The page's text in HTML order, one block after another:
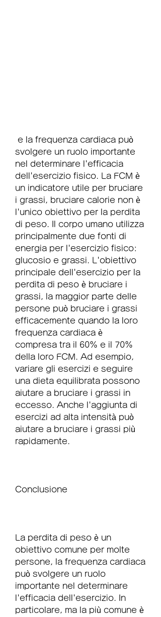
svolgere un ruolo importante
nel determinare l'efficacia
dell'esercizio fisico. La FCM è
un indicatore utile per bruciare
i grassi, bruciare calorie non è
l'unico obiettivo per la perdita
di peso. Il corpo umano utilizza
principalmente due fonti di
energia per l'esercizio fisico:
glucosio e grassi. L'obiettivo
principale dell'esercizio per la
perdita di peso è bruciare i
grassi, la maggior parte delle
persone può bruciare i grassi
efficacemente quando la loro
frequenza cardiaca è
compresa tra il 60% e il 70%
della loro FCM. Ad esempio,
variare gli esercizi e seguire
una dieta equilibrata possono
aiutare a bruciare i grassi in
eccesso. Anche l'aggiunta di
esercizi ad alta intensità può
aiutare a bruciare i grassi più
rapidamente.
Conclusione
La perdita di peso è un
obiettivo comune per molte
persone, la frequenza cardiaca
può svolgere un ruolo
importante nel determinare
l'efficacia dell'esercizio. In
particolare, ma la più comune è